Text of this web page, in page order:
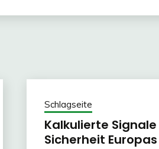
Schlagseite
Kalkulierte
Sicherheit Europas